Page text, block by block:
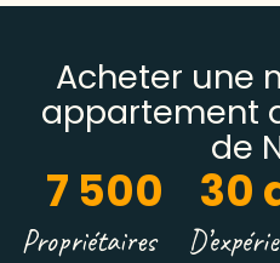
Acheter une
appartement
de
Propriétaires
7 500 30